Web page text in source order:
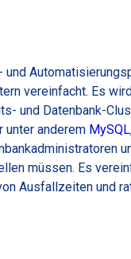
vereinfacht. Es
und Datenbank-
unter anderem MySQL
müssen. Es
Ausfallzeiten und